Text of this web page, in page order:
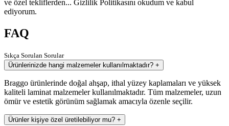
ve özel tekliflerden... Gizlilik Politikasını okudum ve kabul
ediyorum.
FAQ
Sıkça Sorulan Sorular
Ürünlerinizde hangi malzemeler kullanılmaktadır? +
Braggo ürünlerinde doğal ahşap, ithal yüzey kaplamaları ve yüksek
kaliteli laminat malzemeler kullanılmaktadır. Tüm malzemeler, uzun
ömür ve estetik görünüm sağlamak amacıyla özenle seçilir.
Ürünler kişiye özel üretilebiliyor mu? +